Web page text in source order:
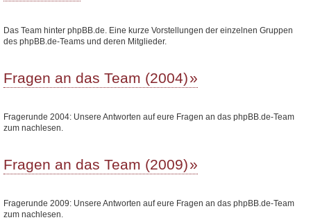
Das Team hinter phpBB.de. Eine kurze Vorstellungen der einzelnen Gruppen
des phpBB.de-Teams und deren Mitglieder.
Fragen an das Team (2004)
Fragerunde 2004: Unsere Antworten auf eure Fragen an das phpBB.de-Team
zum nachlesen.
Fragen an das Team (2009)
Fragerunde 2009: Unsere Antworten auf eure Fragen an das phpBB.de-Team
zum nachlesen.